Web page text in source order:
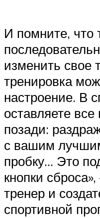
И помните, что
изменить свое
тренировка
настроение. В
оставляете все
позади:
с вашим
пробку… Это
кнопки
тренер и
спортивной